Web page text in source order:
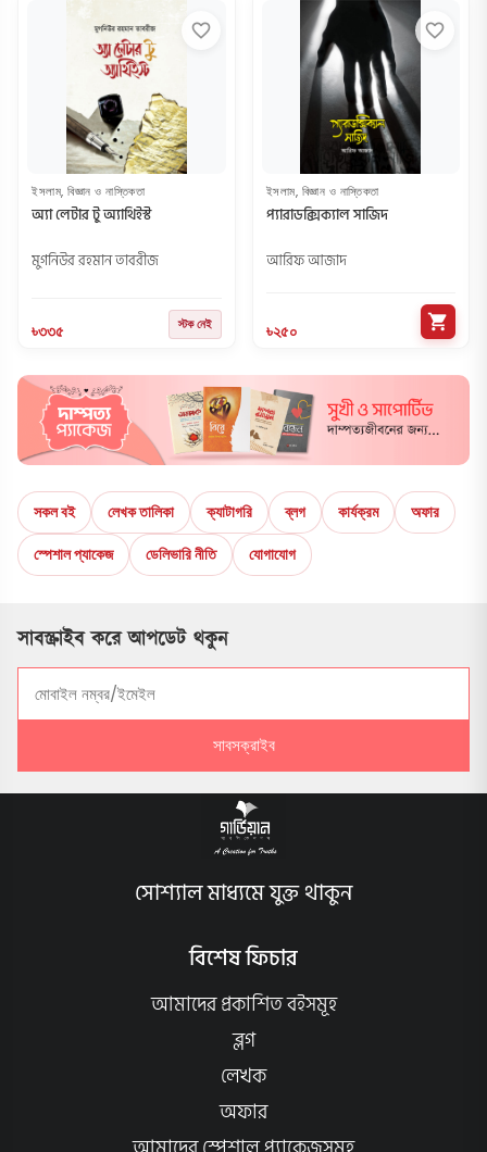
favorite_border
ইসলাম, বিজ্ঞান ও নাস্তিকতা
অ্যা লেটার টু অ্যাথিইস্ট
মুগনিউর রহমান তাবরীজ
৳৩৩৫ স্টক নেই
favorite_border
ইসলাম, বিজ্ঞান ও নাস্তিকতা
প্যারাডক্সিক্যাল সাজিদ
আরিফ আজাদ
৳২৫০ shopping_cart
সকল বই লেখক তালিকা ক্যাটাগরি ব্লগ কার্যক্রম
অফার
স্পেশাল প্যাকেজ
ডেলিভারি নীতি যোগাযোগ
সাবস্ক্রাইব করে আপডেট থকুন
সাবসক্রাইব
সোশ্যাল মাধ্যমে যুক্ত থাকুন
বিশেষ ফিচার
আমাদের প্রকাশিত বইসমূহ
ব্লগ
লেখক
অফার